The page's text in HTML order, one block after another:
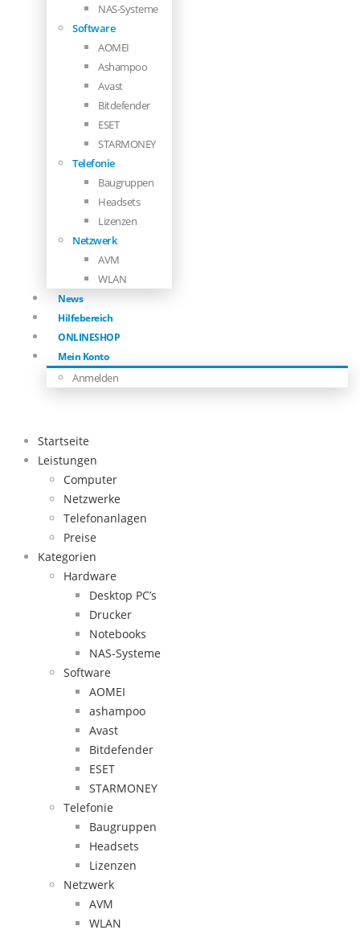
NAS-Systeme
Software
AOMEI
Ashampoo
Avast
Bitdefender
ESET
STARMONEY
Telefonie
Baugruppen
Headsets
Lizenzen
Netzwerk
AVM
WLAN
News
Hilfebereich
ONLINESHOP
Mein Konto
Anmelden
Startseite
Leistungen
Computer
Netzwerke
Telefonanlagen
Preise
Kategorien
Hardware
Desktop PC’s
Drucker
Notebooks
NAS-Systeme
Software
AOMEI
ashampoo
Avast
Bitdefender
ESET
STARMONEY
Telefonie
Baugruppen
Headsets
Lizenzen
Netzwerk
AVM
WLAN